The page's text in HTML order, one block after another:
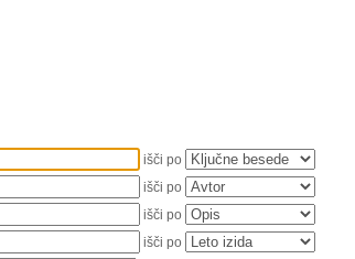
išči po
išči po
išči po
išči po